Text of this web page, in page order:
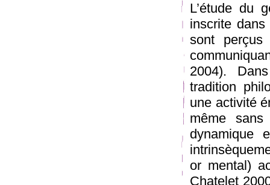
L’étude du
inscrite
sont perçus
2004).
tradition
une activité
même
dynamique
or mental)
Chatelet